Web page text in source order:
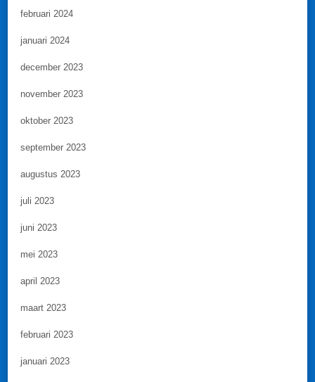
februari 2024
januari 2024
december 2023
november 2023
oktober 2023
september 2023
augustus 2023
juli 2023
juni 2023
mei 2023
april 2023
maart 2023
februari 2023
januari 2023